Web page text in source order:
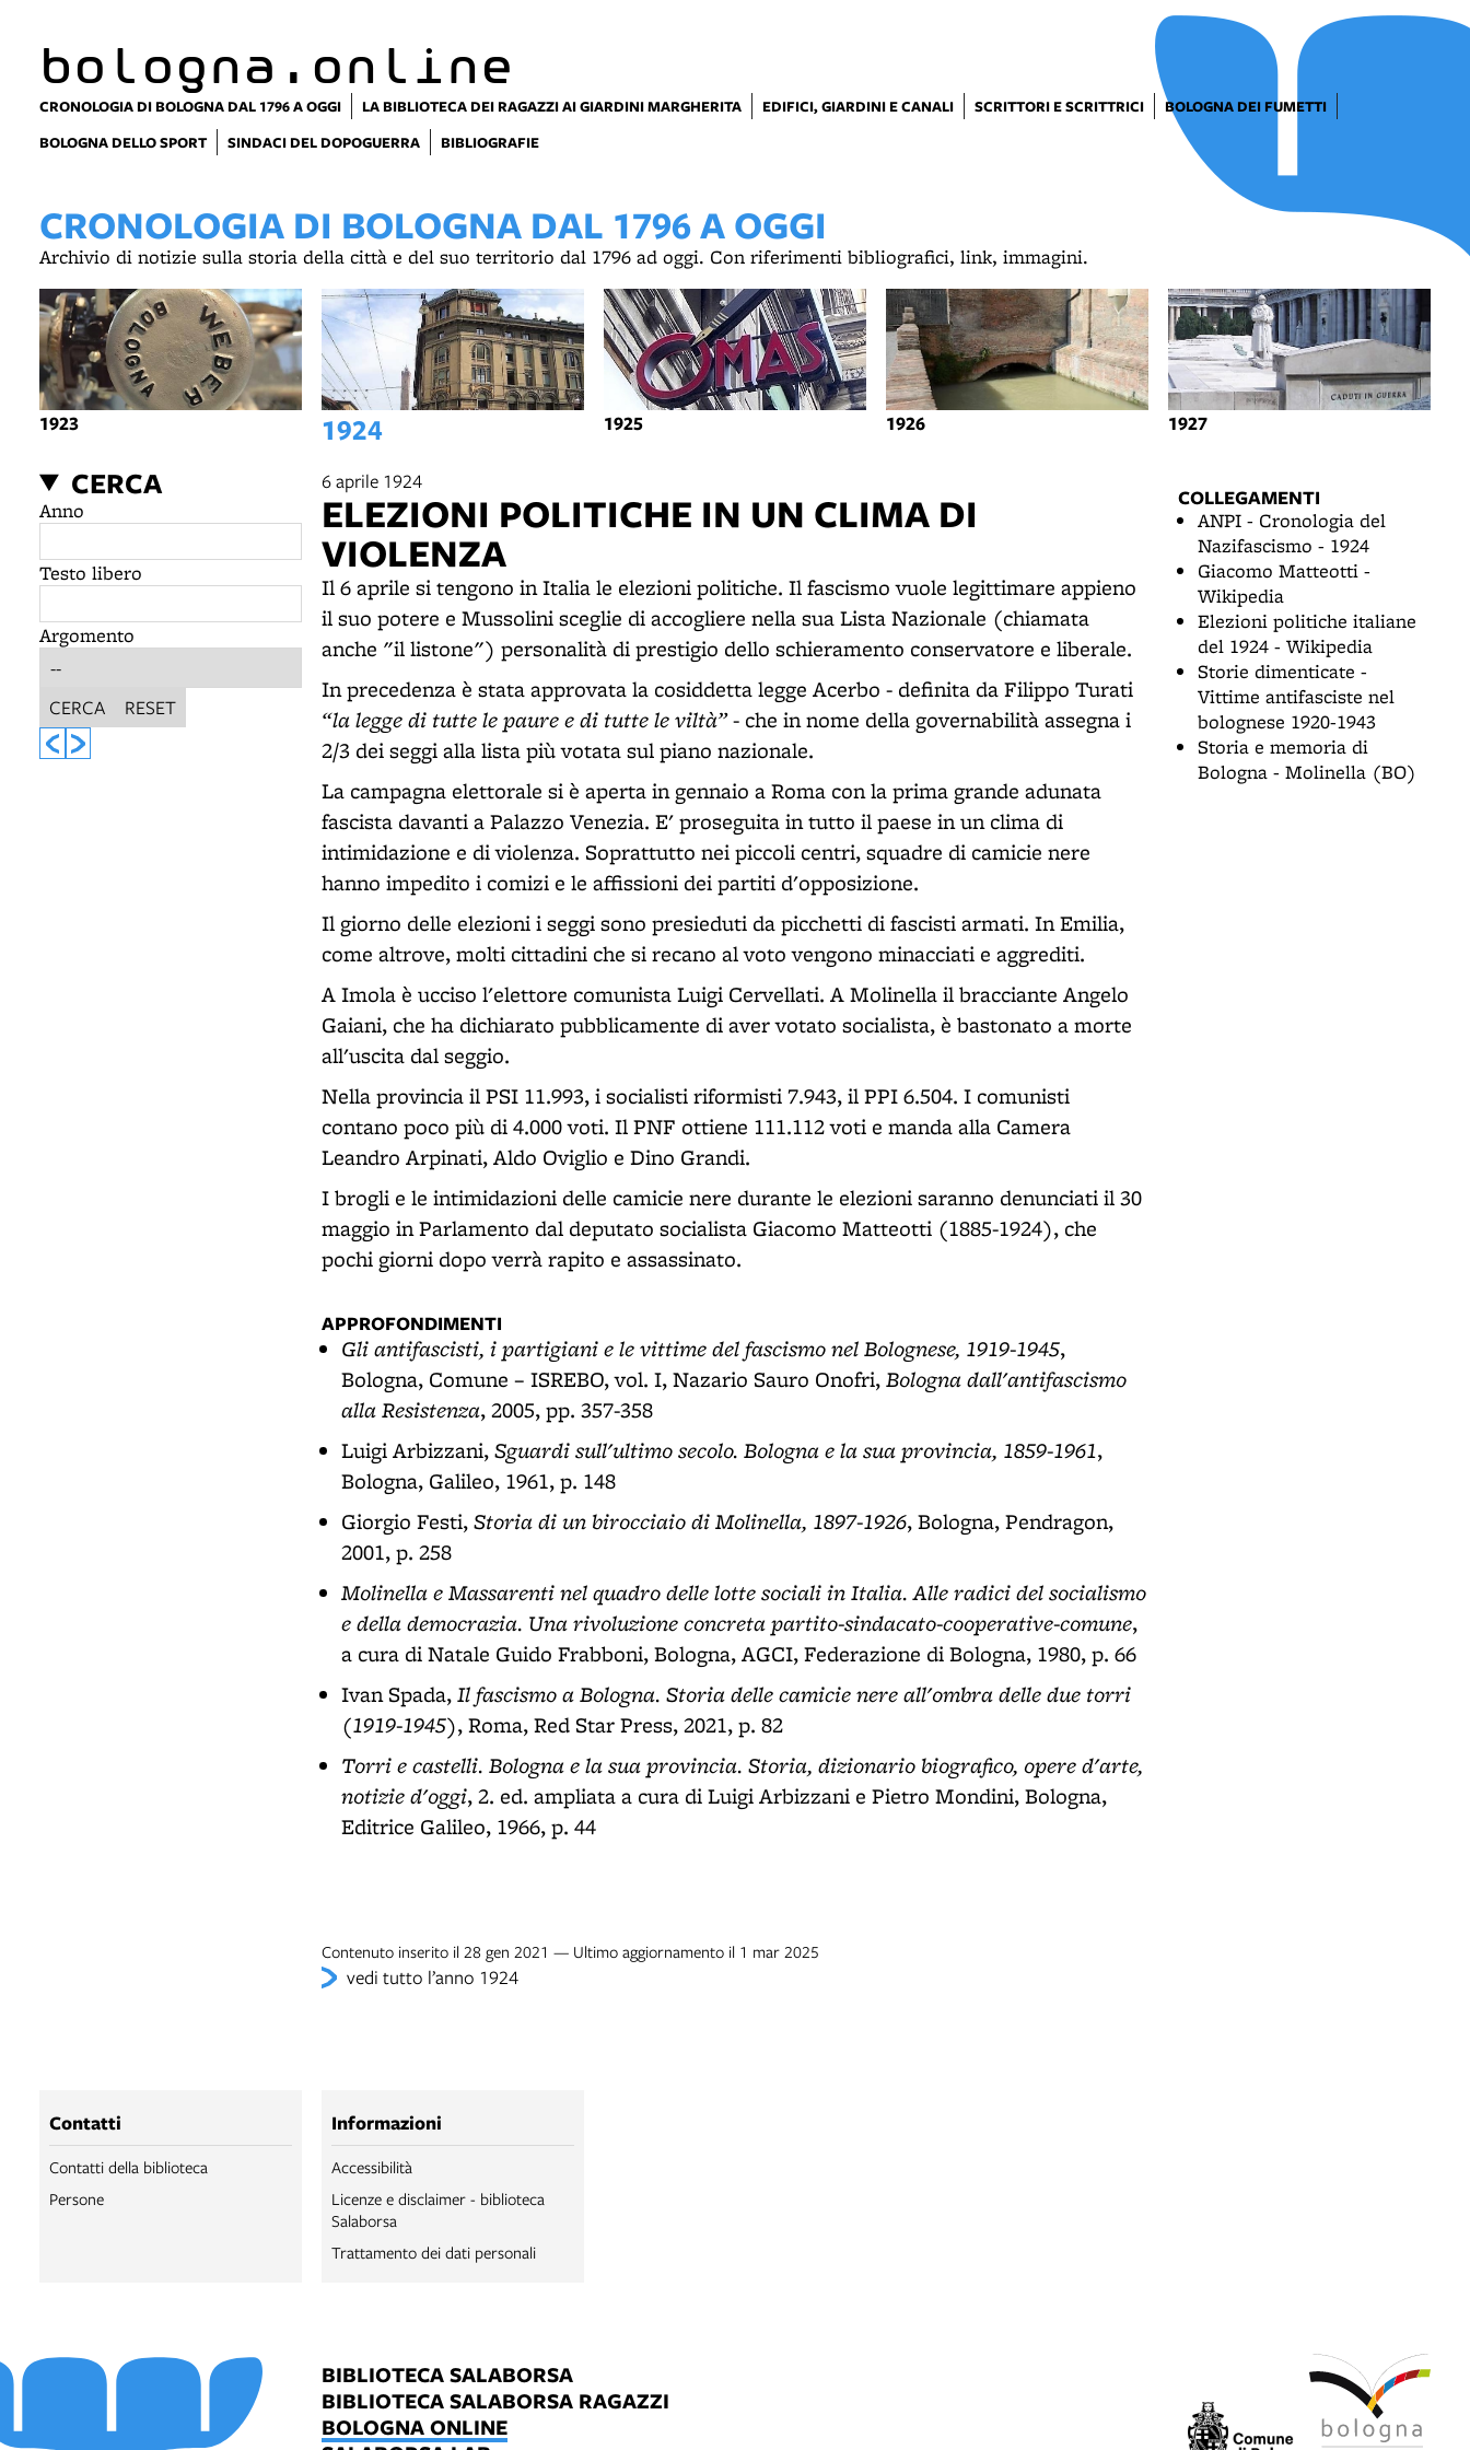
bologna.online
CRONOLOGIA DI BOLOGNA DAL 1796 A OGGI LA BIBLIOTECA DEI RAGAZZI AI GIARDINI MARGHERITA EDIFICI, GIARDINI E CANALI SCRITTORI E SCRITTRICI
BOLOGNA DEI FUMETTI
BOLOGNA DELLO SPORT
SINDACI DEL DOPOGUERRA BIBLIOGRAFIE
CRONOLOGIA DI BOLOGNA DAL 1796 A OGGI
Archivio di notizie sulla storia della città e del suo territorio dal 1796 ad oggi. Con riferimenti bibliografici, link, immagini.
1923 1924 1925 1926 1927
CERCA
Anno
Testo libero
Argomento
CERCA RESET
6 aprile 1924
ELEZIONI POLITICHE IN UN CLIMA DI
VIOLENZA
Il 6 aprile si tengono in Italia le elezioni politiche. Il fascismo vuole legittimare appieno
il suo potere e Mussolini sceglie di accogliere nella sua Lista Nazionale (chiamata
anche "il listone") personalità di prestigio dello schieramento conservatore e liberale.
In precedenza è stata approvata la cosiddetta legge Acerbo - definita da Filippo Turati
“la legge di tutte le paure e di tutte le viltà”- che in nome della governabilità assegna i
2/3 dei seggi alla lista più votata sul piano nazionale.
La campagna elettorale si è aperta in gennaio a Roma con la prima grande adunata
fascista davanti a Palazzo Venezia. E' proseguita in tutto il paese in un clima di
intimidazione e di violenza. Soprattutto nei piccoli centri, squadre di camicie nere
hanno impedito i comizi e le affissioni dei partiti d'opposizione.
Il giorno delle elezioni i seggi sono presieduti da picchetti di fascisti armati. In Emilia,
come altrove, molti cittadini che si recano al voto vengono minacciati e aggrediti.
A Imola è ucciso l'elettore comunista Luigi Cervellati. A Molinella il bracciante Angelo
Gaiani, che ha dichiarato pubblicamente di aver votato socialista, è bastonato a morte
all'uscita dal seggio.
Nella provincia il PSI 11.993, i socialisti riformisti 7.943, il PPI 6.504. I comunisti
contano poco più di 4.000 voti. Il PNF ottiene 111.112 voti e manda alla Camera
Leandro Arpinati, Aldo Oviglio e Dino Grandi.
I brogli e le intimidazioni delle camicie nere durante le elezioni saranno denunciati il 30
maggio in Parlamento dal deputato socialista Giacomo Matteotti (1885-1924), che
pochi giorni dopo verrà rapito e assassinato.
APPROFONDIMENTI
Gli antifascisti, i partigiani e le vittime del fascismo nel Bolognese, 1919-1945,
Bologna, Comune – ISREBO, vol. I, Nazario Sauro Onofri,Bologna dall'antifascismo
alla Resistenza, 2005, pp. 357-358
Luigi Arbizzani,Sguardi sull'ultimo secolo. Bologna e la sua provincia, 1859-1961,
Bologna, Galileo, 1961, p. 148
Giorgio Festi,Storia di un birocciaio di Molinella, 1897-1926, Bologna, Pendragon,
2001, p. 258
Molinella e Massarenti nel quadro delle lotte sociali in Italia. Alle radici del socialismo
e della democrazia. Una rivoluzione concreta partito-sindacato-cooperative-comune,
a cura di Natale Guido Frabboni, Bologna, AGCI, Federazione di Bologna, 1980, p. 66
Ivan Spada,Il fascismo a Bologna. Storia delle camicie nere all'ombra delle due torri
(1919-1945), Roma, Red Star Press, 2021, p. 82
Torri e castelli. Bologna e la sua provincia. Storia, dizionario biografico, opere d'arte,
notizie d'oggi, 2. ed. ampliata a cura di Luigi Arbizzani e Pietro Mondini, Bologna,
Editrice Galileo, 1966, p. 44
Contenuto inserito il 28 gen 2021 — Ultimo aggiornamento il 1 mar 2025
vedi tutto l’anno 1924
COLLEGAMENTI
ANPI - Cronologia del
Nazifascismo - 1924
Giacomo Matteotti -
Wikipedia
Elezioni politiche italiane
del 1924 - Wikipedia
Storie dimenticate -
Vittime antifasciste nel
bolognese 1920-1943
Storia e memoria di
Bologna - Molinella (BO)
Contatti
Contatti della biblioteca
Persone
Informazioni
Accessibilità
Licenze e disclaimer - biblioteca
Salaborsa
Trattamento dei dati personali
BIBLIOTECA SALABORSA
BIBLIOTECA SALABORSA RAGAZZI
BOLOGNA ONLINE